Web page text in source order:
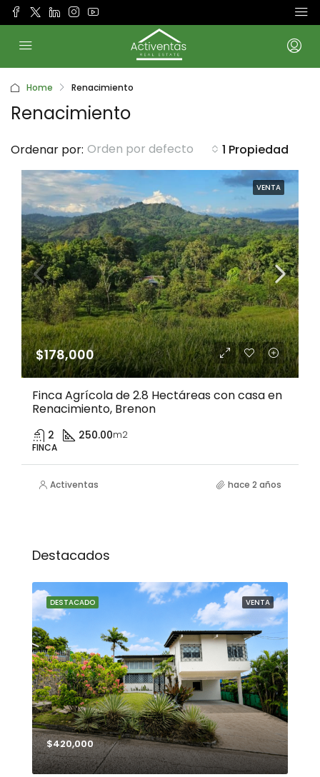
Home Renacimiento
Renacimiento
1 Propiedad
Ordenar por: Orden por defecto
VENTA
$178,000
Finca Agrícola de 2.8 Hectáreas con casa en
Renacimiento, Brenon
2 250.00m2
FINCA
Activentas hace 2 años
Destacados
VENTA
DESTACADO
$420,000